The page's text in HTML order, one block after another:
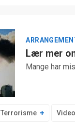
Lær mer
Mange har
Terrorisme